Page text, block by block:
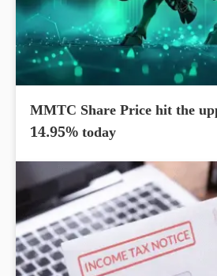
MMTC Share Price hit the
14.95% today